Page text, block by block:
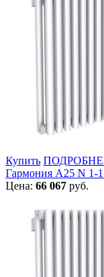
Купить
Гармония А25 N 1-
Цена: 66 067 руб.